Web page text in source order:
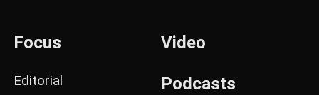
Focus
Editorial
Video
Podcasts